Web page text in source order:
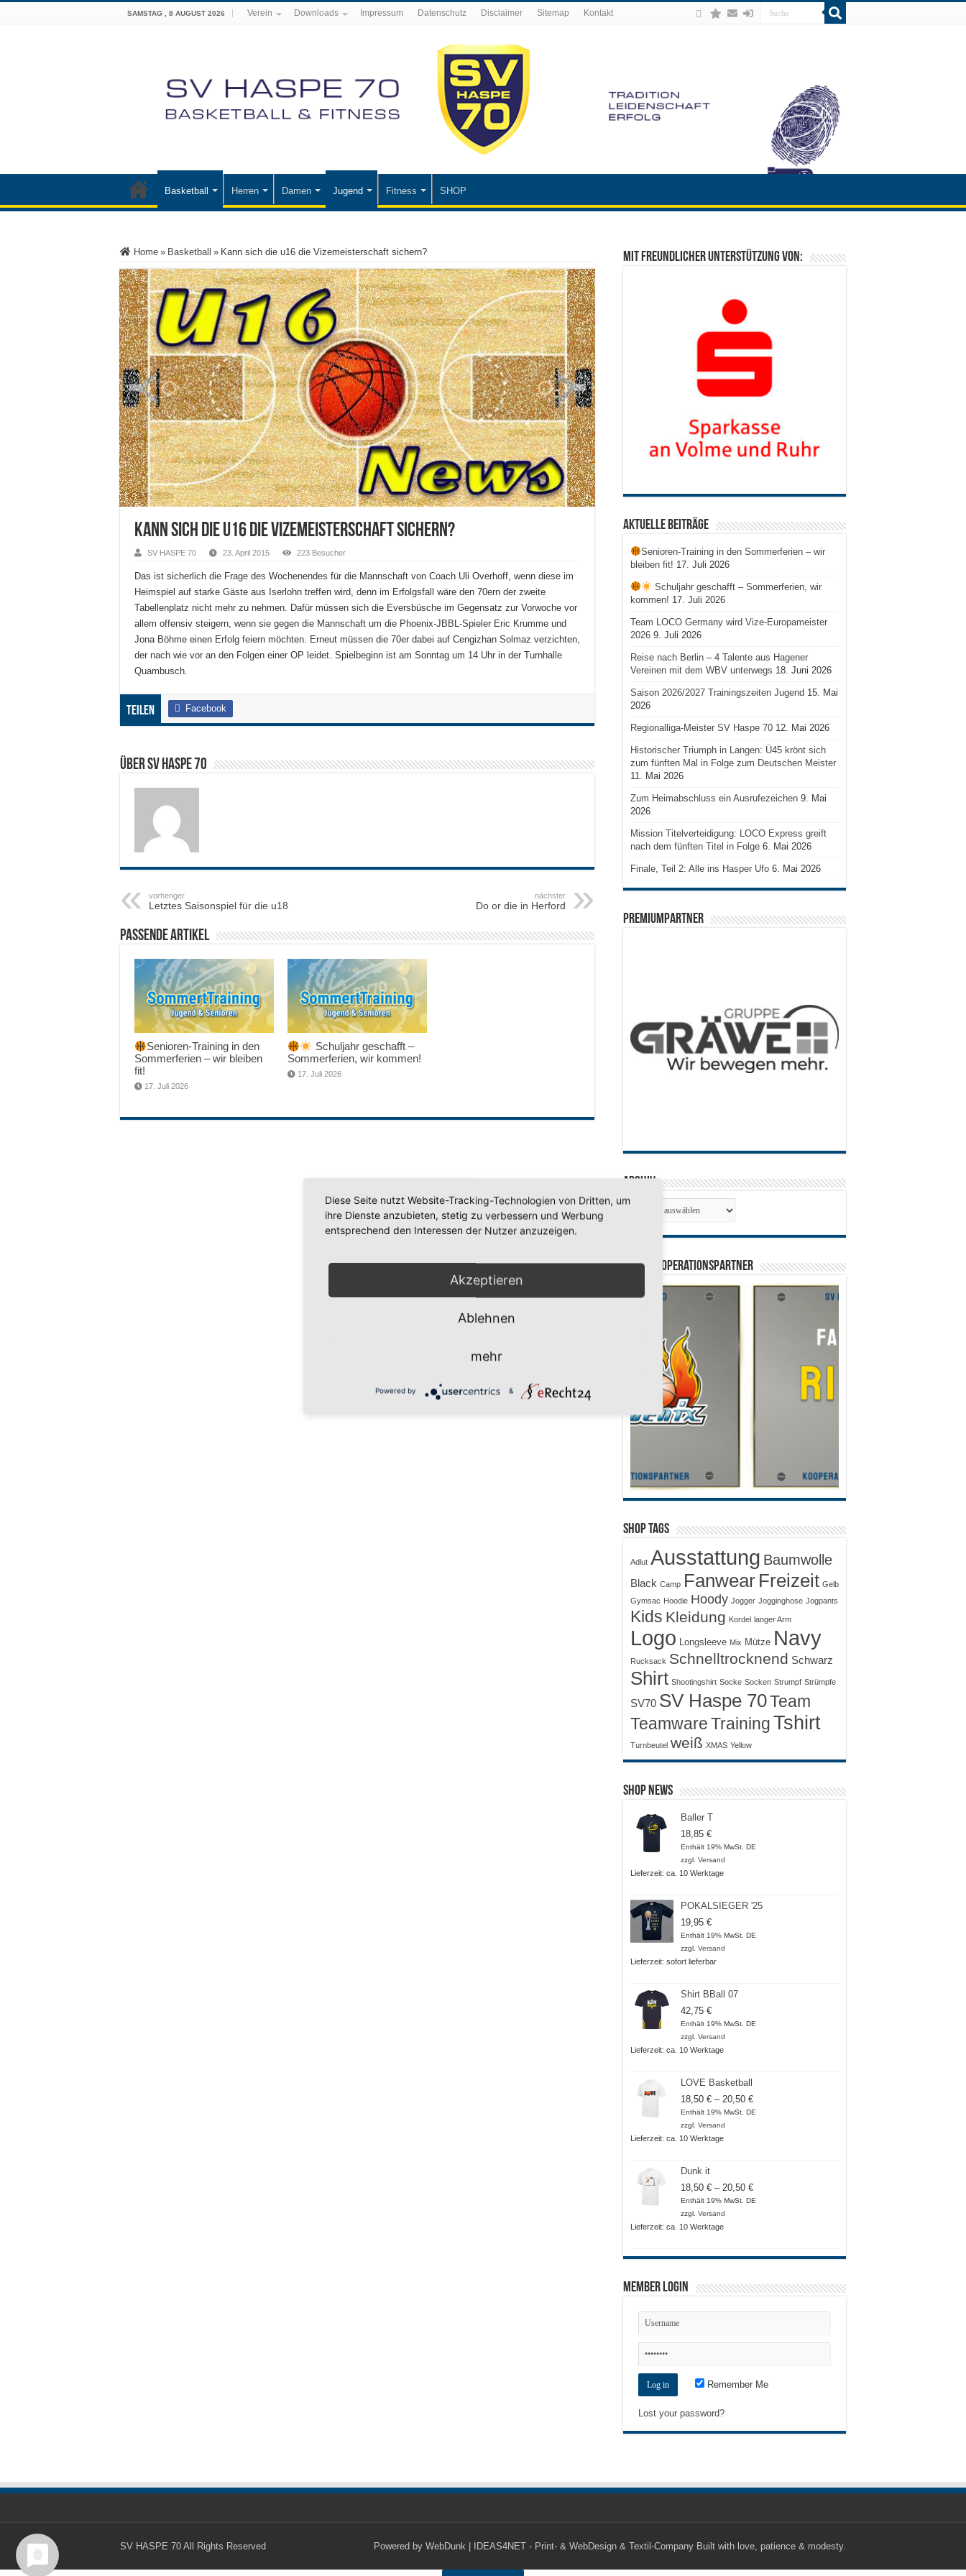
SAMSTAG , 8 AUGUST 2026 Verein Downloads Impressum Datenschutz Disclaimer Sitemap Kontakt
Basketball Herren Damen Jugend Fitness SHOP
Home » Basketball » Kann sich die u16 die Vizemeisterschaft sichern?
Kann sich die u16 die Vizemeisterschaft sichern?
SV HASPE 70 23. April 2015 223 Besucher
Das ist sicherlich die Frage des Wochenendes für die Mannschaft von Coach Uli Overhoff, wenn diese im
Heimspiel auf starke Gäste aus Iserlohn treffen wird, denn im Erfolgsfall wäre den 70ern der zweite
Tabellenplatz nicht mehr zu nehmen. Dafür müssen sich die Eversbüsche im Gegensatz zur Vorwoche vor
allem offensiv steigern, wenn sie gegen die Mannschaft um die Phoenix-JBBL-Spieler Eric Krumme und
Jona Böhme einen Erfolg feiern möchten. Erneut müssen die 70er dabei auf Cengizhan Solmaz verzichten,
der nach wie vor an den Folgen einer OP leidet. Spielbeginn ist am Sonntag um 14 Uhr in der Turnhalle
Quambusch.
Teilen Facebook
Über SV HASPE 70
vorheriger
Letztes Saisonspiel für die u18
nächster
Do or die in Herford
Passende Artikel
Senioren-Training in den
Sommerferien – wir bleiben
fit!
17. Juli 2026
Schuljahr geschafft –
Sommerferien, wir kommen!
17. Juli 2026
Mit freundlicher Unterstützung von:
Aktuelle Beiträge
Senioren-Training in den Sommerferien – wir
bleiben fit! 17. Juli 2026
Schuljahr geschafft – Sommerferien, wir
kommen! 17. Juli 2026
Team LOCO Germany wird Vize-Europameister
2026 9. Juli 2026
Reise nach Berlin – 4 Talente aus Hagener
Vereinen mit dem WBV unterwegs 18. Juni 2026
Saison 2026/2027 Trainingszeiten Jugend 15. Mai
2026
Regionalliga-Meister SV Haspe 70 12. Mai 2026
Historischer Triumph in Langen: Ü45 krönt sich
zum fünften Mal in Folge zum Deutschen Meister
11. Mai 2026
Zum Heimabschluss ein Ausrufezeichen 9. Mai
2026
Mission Titelverteidigung: LOCO Express greift
nach dem fünften Titel in Folge 6. Mai 2026
Finale, Teil 2: Alle ins Hasper Ufo 6. Mai 2026
PREMIUMPARTNER
Archiv
SV 70 Kooperationspartner
Shop Tags
Adlut Ausstattung Baumwolle
Black Camp Fanwear Freizeit Gelb
Gymsac Hoodie Hoody Jogger Jogginghose Jogpants
Kids Kleidung Kordel langer Arm
Logo Longsleeve Mix Mütze Navy
Rucksack Schnelltrocknend Schwarz
Shirt Shootingshirt Socke Socken Strumpf Strümpfe
SV70 SV Haspe 70Team
Teamware TrainingTshirt
Turnbeutel weiß XMAS Yellow
Shop News
Baller T
18,85 €
Enthält 19% MwSt. DE
zzgl. Versand
Lieferzeit: ca. 10 Werktage
POKALSIEGER '25
19,95 €
Enthält 19% MwSt. DE
zzgl. Versand
Lieferzeit: sofort lieferbar
Shirt BBall 07
42,75 €
Enthält 19% MwSt. DE
zzgl. Versand
Lieferzeit: ca. 10 Werktage
LOVE Basketball
18,50 € – 20,50 €Preisspanne:
18,50 €
Enthält 19% MwSt. DE
zzgl. Versand
Lieferzeit: ca. 10 Werktage
Dunk it
18,50 € – 20,50 €Preisspanne:
18,50 €
Enthält 19% MwSt. DE
zzgl. Versand
Lieferzeit: ca. 10 Werktage
Member Login
Remember Me
Lost your password?
Powered by WebDunk | IDEAS4NET - Print- & WebDesign & Textil-Company Built with love, patience & modesty.
SV HASPE 70 All Rights Reserved
Diese Seite nutzt Website-Tracking-Technologien von Dritten, um
ihre Dienste anzubieten, stetig zu verbessern und Werbung
entsprechend den Interessen der Nutzer anzuzeigen.
Akzeptieren
Ablehnen
mehr
Powered by &